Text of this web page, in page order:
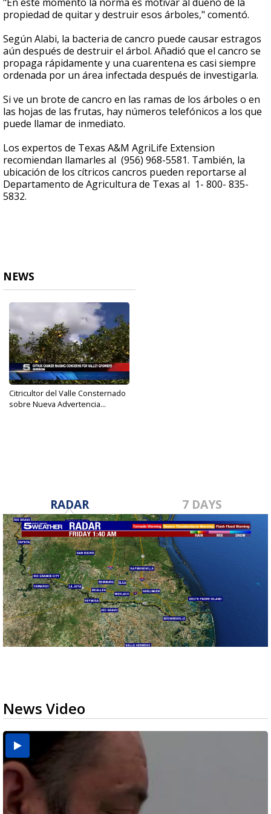
propiedad de quitar y destruir esos árboles," comentó.
Según Alabi, la bacteria de cancro puede causar estragos
aún después de destruir el árbol. Añadió que el cancro se
propaga rápidamente y una cuarentena es casi siempre
ordenada por un área infectada después de investigarla.
Si ve un brote de cancro en las ramas de los árboles o en
las hojas de las frutas, hay números telefónicos a los que
puede llamar de inmediato.
Los expertos de Texas A&M AgriLife Extension
recomiendan llamarles al (956) 968-5581. También, la
ubicación de los cítricos cancros pueden reportarse al
Departamento de Agricultura de Texas al 1- 800- 835-
5832.
NEWS
Citricultor del Valle Consternado
sobre Nueva Advertencia...
RADAR 7 DAYS
News Video